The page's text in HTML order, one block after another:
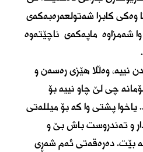
وەکی کابرا شەتولعەرەبەکەی
شەمزاوە ماپەکەی ناچێتەوە
وەڵلا هێزی رەسەن و
چی لێ چاو نییە بۆ
پشتی وا کە بۆ میللەتی
و تەندروست باش بێ و
بێت. دەرەقەتی ئەم شەڕی